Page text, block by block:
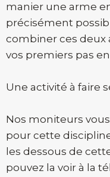
manier une arme
précisément
combiner ces deux
vos premiers pas
Une activité à faire
Nos moniteurs
pour cette
les dessous de
pouvez la voir à la